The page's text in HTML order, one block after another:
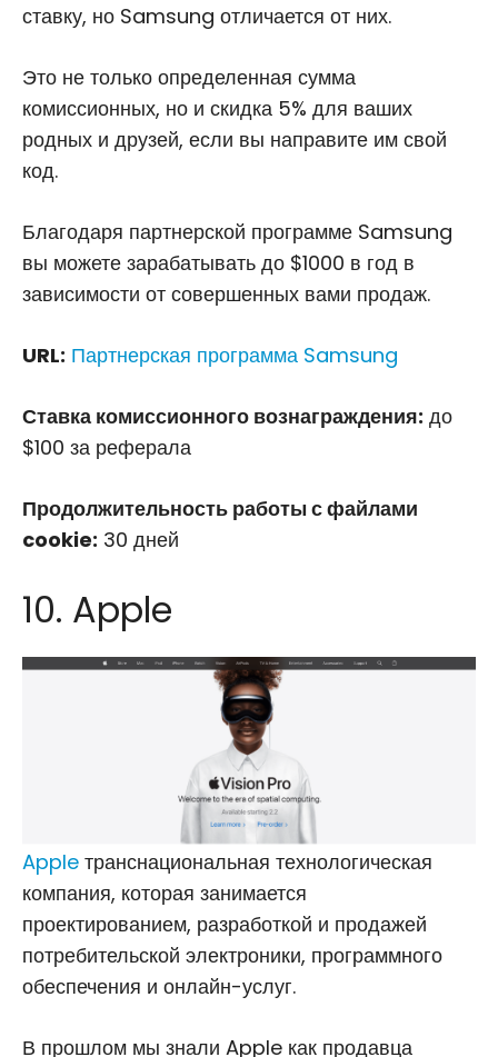
ставку, но Samsung отличается от них.
Это не только определенная сумма
комиссионных, но и скидка 5% для ваших
родных и друзей, если вы направите им свой
код.
Благодаря партнерской программе Samsung
вы можете зарабатывать до $1000 в год в
зависимости от совершенных вами продаж.
URL: Партнерская программа Samsung
Ставка комиссионного вознаграждения: до
$100 за реферала
Продолжительность работы с файлами
cookie: 30 дней
10. Apple
Apple транснациональная технологическая
компания, которая занимается
проектированием, разработкой и продажей
потребительской электроники, программного
обеспечения и онлайн-услуг.
В прошлом мы знали Apple как продавца